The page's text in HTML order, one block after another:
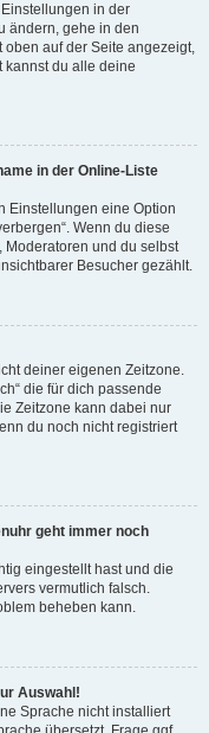
in der
ändern, gehe in den
oben auf der Seite angezeigt,
kannst du alle deine
in der Online-Liste
Einstellungen eine Option
Wenn du diese
Moderatoren und du selbst
Besucher gezählt.
deiner eigenen Zeitzone.
die für dich passende
Zeitzone kann dabei nur
du noch nicht registriert
geht immer noch
eingestellt hast und die
vermutlich falsch.
beheben kann.
Auswahl!
Sprache nicht installiert